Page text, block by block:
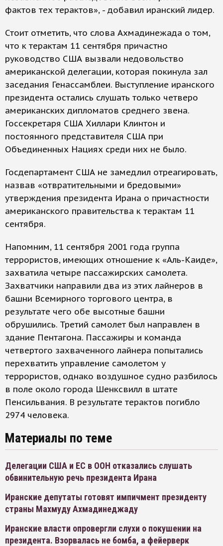
фактов тех терактов», - добавил иранский лидер.
Стоит отметить, что слова Ахмадинежада о том,
что к терактам 11 сентября причастно
руководство США вызвали недовольство
американской делегации, которая покинула зал
заседания Генассамблеи. Выступление иранского
президента остались слушать только четверо
американских дипломатов среднего звена.
Госсекретаря США Хиллари Клинтон и
постоянного представителя США при
Объединенных Нациях среди них не было.
Госдепартамент США не замедлил отреагировать,
назвав «отвратительными и бредовыми»
утверждения президента Ирана о причастности
американского правительства к терактам 11
сентября.
Напомним, 11 сентября 2001 года группа
террористов, имеющих отношение к «Аль-Каиде»,
захватила четыре пассажирских самолета.
Захватчики направили два из этих лайнеров в
башни Всемирного торгового центра, в
результате чего обе высотные башни
обрушились. Третий самолет был направлен в
здание Пентагона. Пассажиры и команда
четвертого захваченного лайнера попытались
перехватить управление самолетом у
террористов, однако воздушное судно разбилось
в поле около города Шенксвилл в штате
Пенсильвания. В результате терактов погибло
2974 человека.
Материалы по теме
Делегации США и ЕС в ООН отказались слушать
обвинительную речь президента Ирана
Иранские депутаты готовят импичмент президенту
страны Махмуду Ахмадинеджаду
Иранские власти опровергли слухи о покушении на
президента. Взорвалась не бомба, а фейерверк